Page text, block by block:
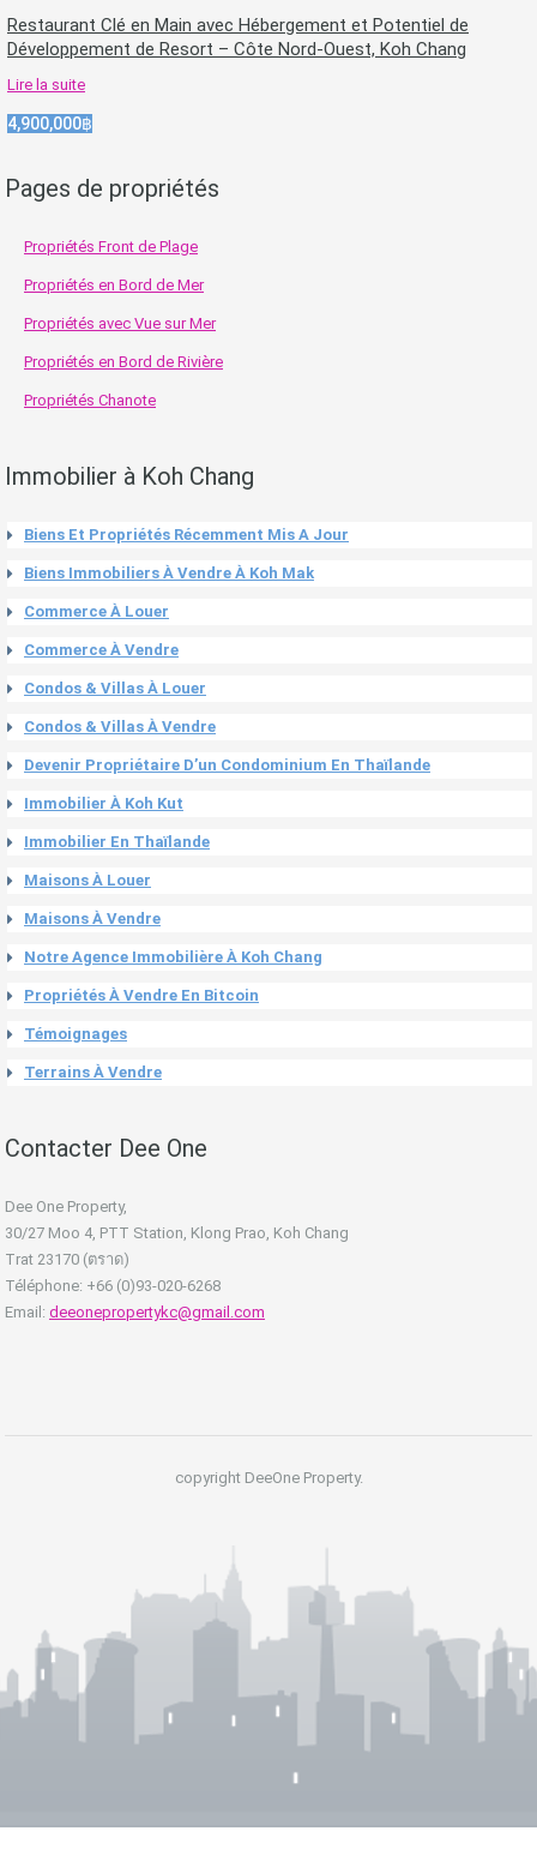
Restaurant Clé en Main avec Hébergement et Potentiel de
Développement de Resort – Côte Nord-Ouest, Koh Chang
Lire la suite
4,900,000฿
Pages de propriétés
Propriétés Front de Plage
Propriétés en Bord de Mer
Propriétés avec Vue sur Mer
Propriétés en Bord de Rivière
Propriétés Chanote
Immobilier à Koh Chang
Biens Et Propriétés Récemment Mis A Jour
Biens Immobiliers À Vendre À Koh Mak
Commerce À Louer
Commerce À Vendre
Condos & Villas À Louer
Condos & Villas À Vendre
Devenir Propriétaire D’un Condominium En Thaïlande
Immobilier À Koh Kut
Immobilier En Thaïlande
Maisons À Louer
Maisons À Vendre
Notre Agence Immobilière À Koh Chang
Propriétés À Vendre En Bitcoin
Témoignages
Terrains À Vendre
Contacter Dee One
Dee One Property,
30/27 Moo 4, PTT Station, Klong Prao, Koh Chang
Trat 23170 (ตราด)
Téléphone: +66 (0)93-020-6268
Email: deeonepropertykc@gmail.com
copyright DeeOne Property.